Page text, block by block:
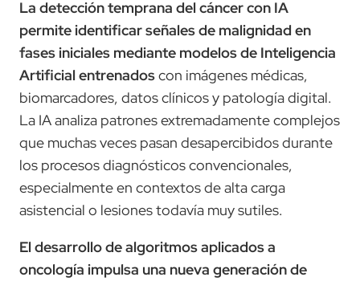
La detección temprana del cáncer con IA
permite identificar señales de malignidad en
fases iniciales mediante modelos de Inteligencia
Artificial entrenadoscon imágenes médicas,
biomarcadores, datos clínicos y patología digital.
La IA analiza patrones extremadamente complejos
que muchas veces pasan desapercibidos durante
los procesos diagnósticos convencionales,
especialmente en contextos de alta carga
asistencial o lesiones todavía muy sutiles.
El desarrollo de algoritmos aplicados a
oncología impulsa una nueva generación de